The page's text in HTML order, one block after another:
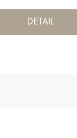
DETAIL